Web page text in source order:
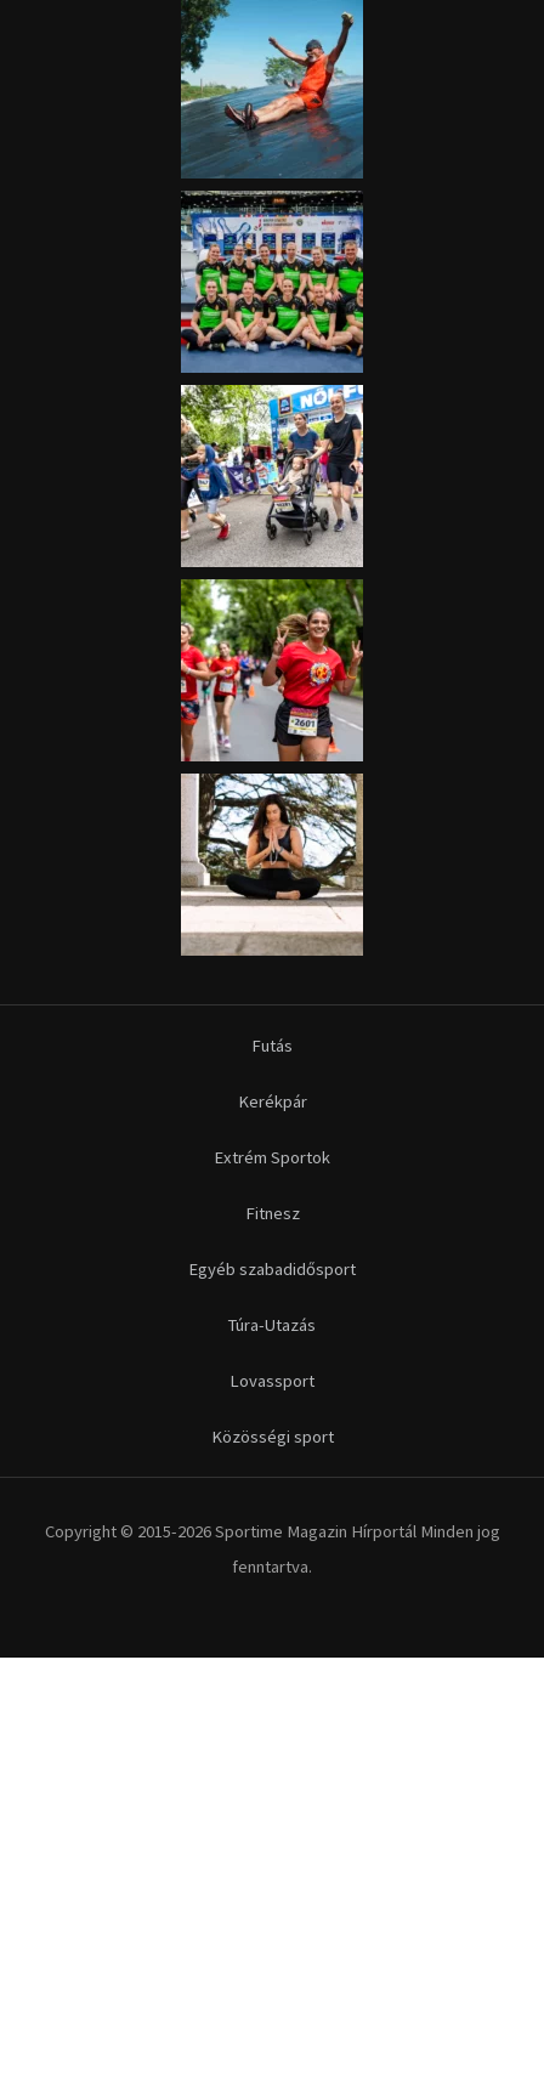
Futás
Kerékpár
Extrém Sportok
Fitnesz
Egyéb szabadidősport
Túra-Utazás
Lovassport
Közösségi sport
Copyright © 2015-2026 Sportime Magazin Hírportál Minden jog
fenntartva.